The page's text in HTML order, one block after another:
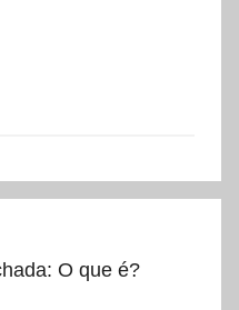
O que é?